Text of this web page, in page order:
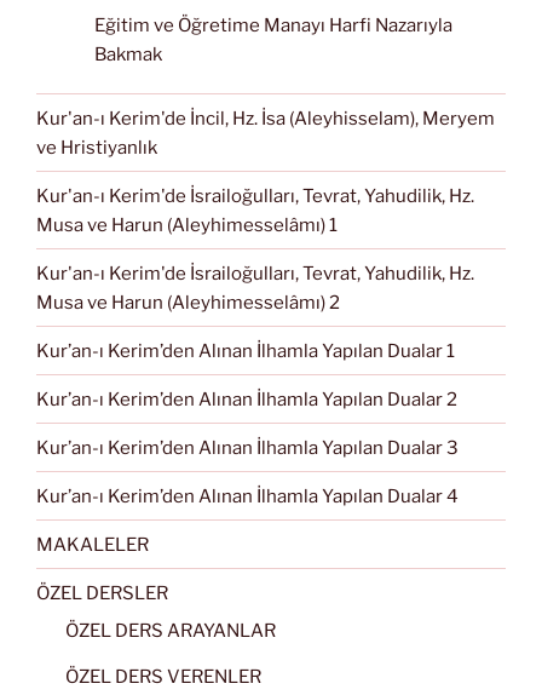
Eğitim ve Öğretime Manayı Harfi Nazarıyla
Bakmak
Kur'an-ı Kerim'de İncil, Hz. İsa (Aleyhisselam), Meryem
ve Hristiyanlık
Kur'an-ı Kerim'de İsrailoğulları, Tevrat, Yahudilik, Hz.
Musa ve Harun (Aleyhimesselâmı) 1
Kur'an-ı Kerim'de İsrailoğulları, Tevrat, Yahudilik, Hz.
Musa ve Harun (Aleyhimesselâmı) 2
Kur’an-ı Kerim’den Alınan İlhamla Yapılan Dualar 1
Kur’an-ı Kerim’den Alınan İlhamla Yapılan Dualar 2
Kur’an-ı Kerim’den Alınan İlhamla Yapılan Dualar 3
Kur’an-ı Kerim’den Alınan İlhamla Yapılan Dualar 4
MAKALELER
ÖZEL DERSLER
ÖZEL DERS ARAYANLAR
ÖZEL DERS VERENLER